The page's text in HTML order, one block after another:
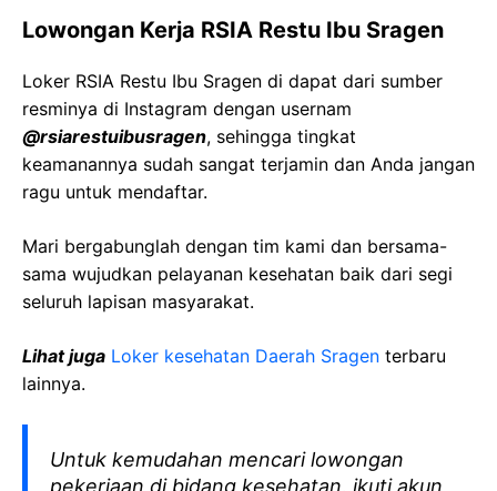
Lowongan Kerja RSIA Restu Ibu Sragen
Loker RSIA Restu Ibu Sragen di dapat dari sumber
resminya di Instagram dengan usernam
@rsiarestuibusragen, sehingga tingkat
keamanannya sudah sangat terjamin dan Anda jangan
ragu untuk mendaftar.
Mari bergabunglah dengan tim kami dan bersama-
sama wujudkan pelayanan kesehatan baik dari segi
seluruh lapisan masyarakat.
Lihat juga Loker kesehatan Daerah Sragen terbaru
lainnya.
Untuk kemudahan mencari lowongan
pekerjaan di bidang kesehatan, ikuti akun